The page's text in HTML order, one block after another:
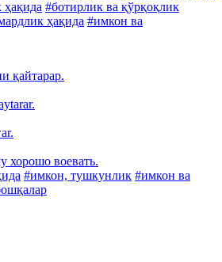
ҳақида #ботирлик ва қўрқоқлик
ҳақида #имкон ва
қайтарар.
хорошо воевать.
#имкон, тушкунлик #имкон ва